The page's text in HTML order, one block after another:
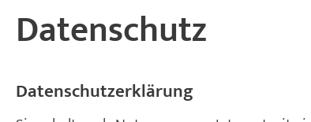
Datenschutz
Datenschutzerklärung